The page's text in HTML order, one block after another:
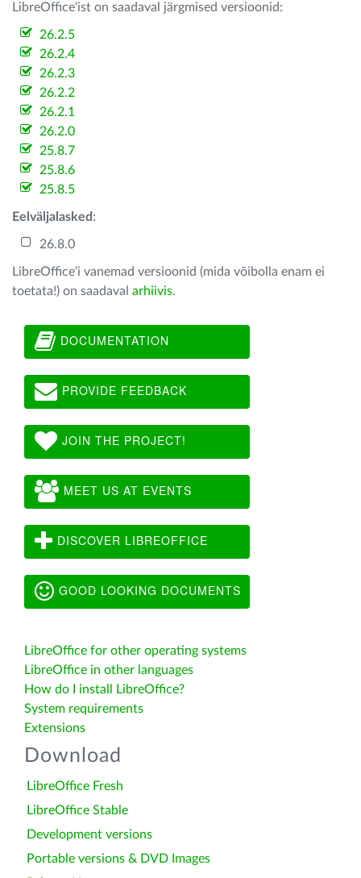
LibreOffice'ist on saadaval järgmised versioonid:
26.2.5
26.2.4
26.2.3
26.2.2
26.2.1
26.2.0
25.8.7
25.8.6
25.8.5
Eelväljalasked :
26.8.0
LibreOffice'i vanemad versioonid (mida võibolla enam ei
toetata!) on saadaval arhiivis.
DOCUMENTATION
PROVIDE FEEDBACK
JOIN THE PROJECT!
MEET US AT EVENTS
DISCOVER LIBREOFFICE
GOOD LOOKING DOCUMENTS
LibreOffice for other operating systems
LibreOffice in other languages
How do I install LibreOffice?
System requirements
Extensions
Download
LibreOffice Fresh
LibreOffice Stable
Development versions
Portable versions & DVD Images